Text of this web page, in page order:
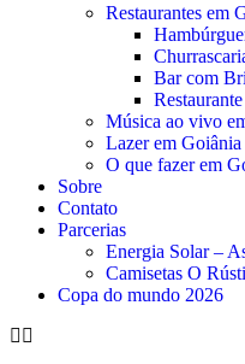
Restaurantes em
Bar com
Música ao vivo
Lazer em Goiânia
O que fazer em
Sobre
Contato
Parcerias
Energia Solar –
Camisetas O
Copa do mundo 2026